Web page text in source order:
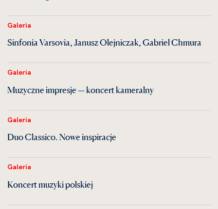
Galeria
Sinfonia Varsovia, Janusz Olejniczak, Gabriel Chmura
Galeria
Muzyczne impresje — koncert kameralny
Galeria
Duo Classico. Nowe inspiracje
Galeria
Koncert muzyki polskiej